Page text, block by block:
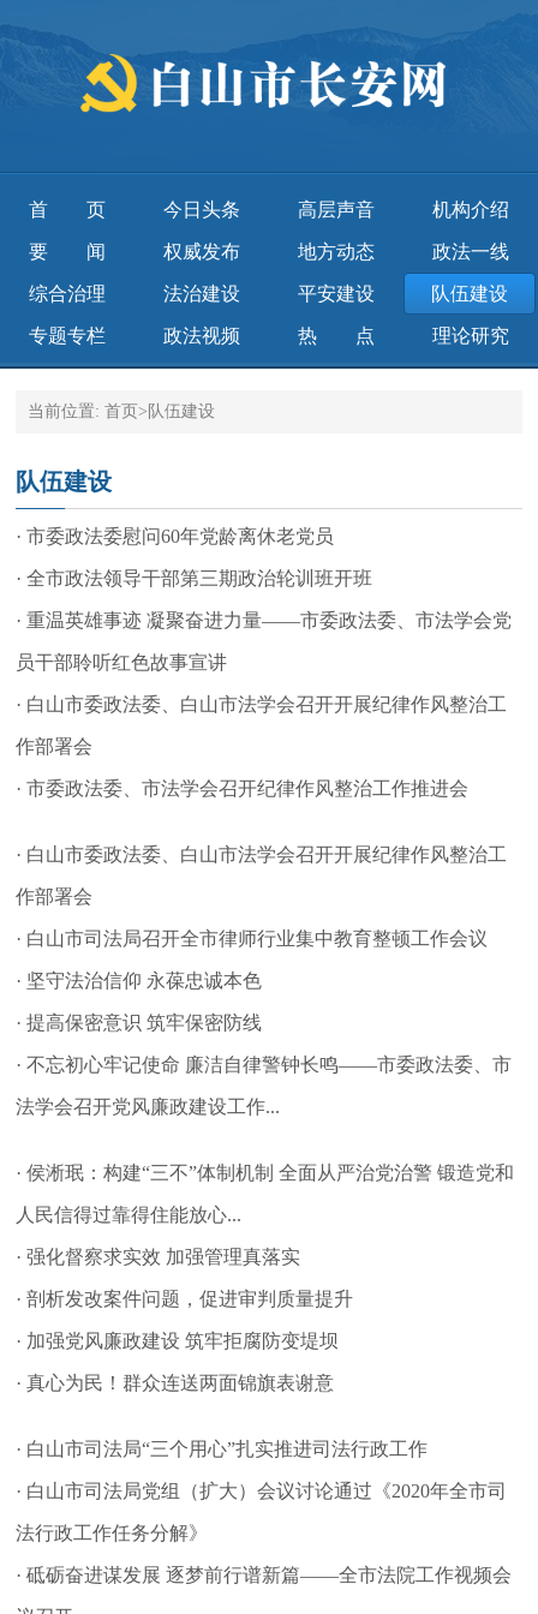
首页 今日头条 高层声音 机构介绍
要闻 权威发布 地方动态 政法一线
综合治理 法治建设 平安建设 队伍建设
专题专栏 政法视频 热点 理论研究
当前位置:首页> 队伍建设
队伍建设
· 市委政法委慰问60年党龄离休老党员
· 全市政法领导干部第三期政治轮训班开班
· 重温英雄事迹 凝聚奋进力量——市委政法委、市法学会党
员干部聆听红色故事宣讲
· 白山市委政法委、白山市法学会召开开展纪律作风整治工
作部署会
· 市委政法委、市法学会召开纪律作风整治工作推进会
· 白山市委政法委、白山市法学会召开开展纪律作风整治工
作部署会
· 白山市司法局召开全市律师行业集中教育整顿工作会议
· 坚守法治信仰 永葆忠诚本色
· 提高保密意识 筑牢保密防线
· 不忘初心牢记使命 廉洁自律警钟长鸣——市委政法委、市
法学会召开党风廉政建设工作...
· 侯淅珉：构建“三不”体制机制 全面从严治党治警 锻造党和
人民信得过靠得住能放心...
· 强化督察求实效 加强管理真落实
· 剖析发改案件问题，促进审判质量提升
· 加强党风廉政建设 筑牢拒腐防变堤坝
· 真心为民！群众连送两面锦旗表谢意
· 白山市司法局“三个用心”扎实推进司法行政工作
· 白山市司法局党组（扩大）会议讨论通过《2020年全市司
法行政工作任务分解》
· 砥砺奋进谋发展 逐梦前行谱新篇——全市法院工作视频会